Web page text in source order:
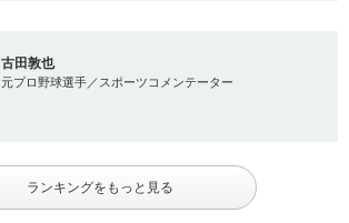
古田敦也
元プロ野球選手／スポーツコメンテーター
ランキングをもっと見る